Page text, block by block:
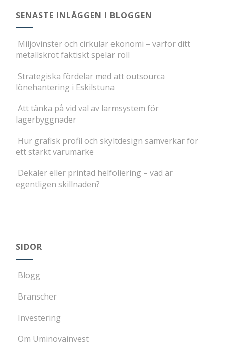
SENASTE INLÄGGEN I BLOGGEN
Miljövinster och cirkulär ekonomi – varför ditt
metallskrot faktiskt spelar roll
Strategiska fördelar med att outsourca
lönehantering i Eskilstuna
Att tänka på vid val av larmsystem för
lagerbyggnader
Hur grafisk profil och skyltdesign samverkar för
ett starkt varumärke
Dekaler eller printad helfoliering – vad är
egentligen skillnaden?
SIDOR
Blogg
Branscher
Investering
Om Uminovainvest